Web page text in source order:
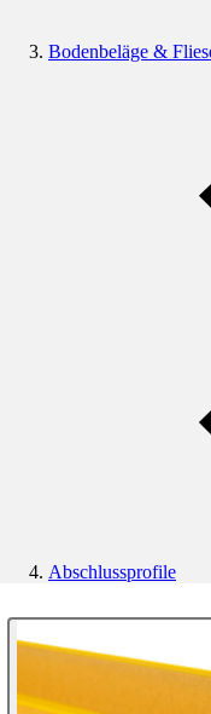
Bodenbeläge &
Abschlussprofile